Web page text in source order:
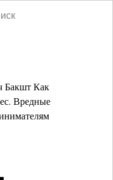
Бакшт Как
Вредные